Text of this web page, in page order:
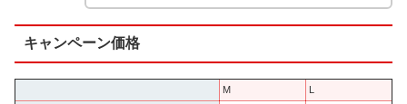
キャンペーン価格
M